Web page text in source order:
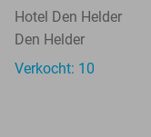
Hotel Den Helder
Den Helder
Verkocht: 10